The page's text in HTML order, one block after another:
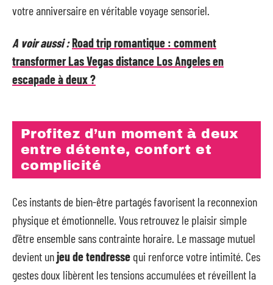
votre anniversaire en véritable voyage sensoriel.
A voir aussi :Road trip romantique : comment
transformer Las Vegas distance Los Angeles en
escapade à deux ?
Profitez d’un moment à deux
entre détente, confort et
complicité
Ces instants de bien-être partagés favorisent la reconnexion
physique et émotionnelle. Vous retrouvez le plaisir simple
d’être ensemble sans contrainte horaire. Le massage mutuel
devient unjeu de tendresse qui renforce votre intimité. Ces
gestes doux libèrent les tensions accumulées et réveillent la